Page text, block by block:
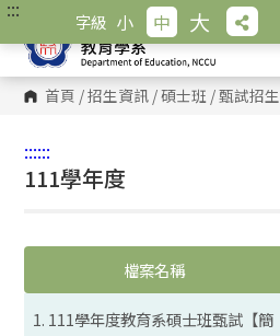
跳
主
內
容
::: 字級 小 中 大
首頁 /招生資訊 /碩士班 /甄試招生
::::::
111學年度
檔案名稱
1. 111學年度教育系碩士班甄試【簡